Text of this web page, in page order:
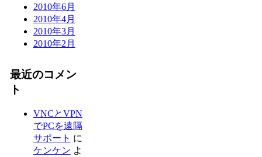
2010年6月
2010年4月
2010年3月
2010年2月
最近のコメン
ト
VNCとVPN
でPCを遠隔
サポート に
ケンケン よ